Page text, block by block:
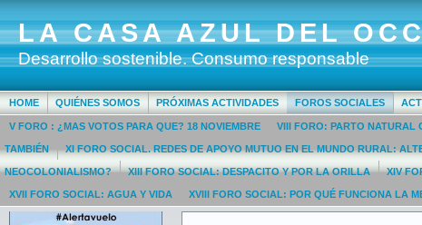
LA CASA AZUL DEL
Desarrollo sostenible. Consumo responsable
HOME QUIÉNES SOMOS PRÓXIMAS ACTIVIDADES FOROS SOCIALES
V FORO : ¿MAS VOTOS PARA QUE? 18 NOVIEMBRE VIII FORO: PARTO NATURAL
TAMBIÉN XI FORO SOCIAL. REDES DE APOYO MUTUO EN EL MUNDO RURAL:
NEOCOLONIALISMO? XIII FORO SOCIAL: DESPACITO Y POR LA ORILLA XIV
XVII FORO SOCIAL: AGUA Y VIDA XVIII FORO SOCIAL: POR QUÉ FUNCIONA LA